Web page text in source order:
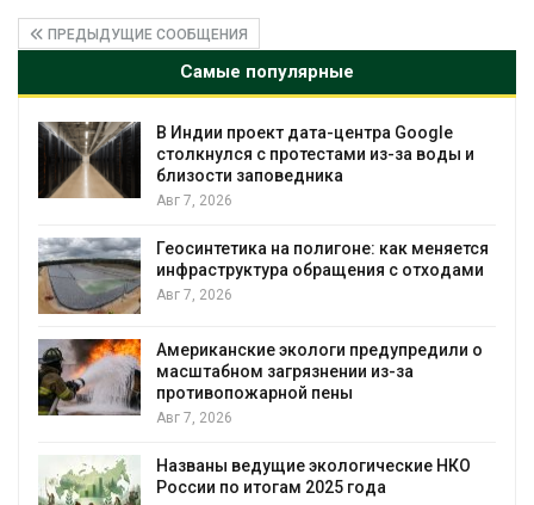
ПРЕДЫДУЩИЕ СООБЩЕНИЯ
Самые популярные
В Индии проект дата-центра Google
столкнулся с протестами из-за воды и
близости заповедника
Авг 7, 2026
Геосинтетика на полигоне: как меняется
инфраструктура обращения с отходами
Авг 7, 2026
Американские экологи предупредили о
масштабном загрязнении из-за
противопожарной пены
Авг 7, 2026
Названы ведущие экологические НКО
России по итогам 2025 года